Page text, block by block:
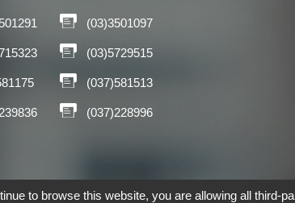
(03)3501097
(03)5729515
(037)581513
(037)228996
to browse this website, you are allowing all third-